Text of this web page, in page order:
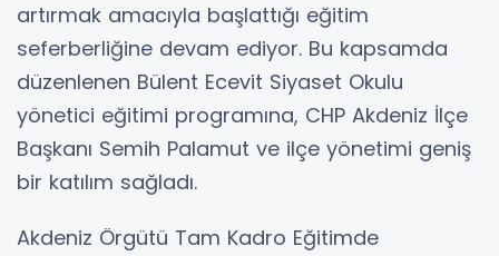
artırmak amacıyla başlattığı eğitim
seferberliğine devam ediyor. Bu kapsamda
düzenlenen Bülent Ecevit Siyaset Okulu
yönetici eğitimi programına, CHP Akdeniz İlçe
Başkanı Semih Palamut ve ilçe yönetimi geniş
bir katılım sağladı.
Akdeniz Örgütü Tam Kadro Eğitimde